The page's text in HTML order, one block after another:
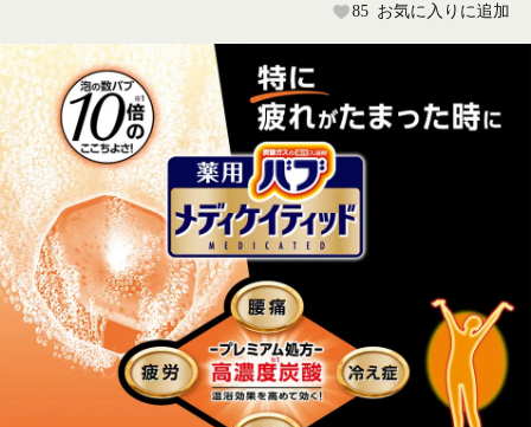
85 お気に入りに追加